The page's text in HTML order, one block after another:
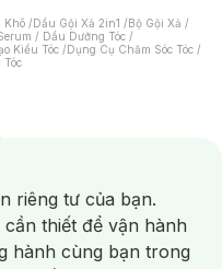
Khô /Dầu Gội Xả 2in1 /Bộ Gội Xả /
/ Dầu Dưỡng Tóc /
Kiểu Tóc /Dụng Cụ Chăm Sóc Tóc /
Tóc
Xông Hơi /Nước Rửa Tay/
/Bàn Chải Điện/
/ Nước Súc Miệng/
Vệ Sinh/Dưỡng Vùng Kín/
/Bọt Cạo Râu /Dao Cạo Râu/
riêng tư của bạn.
thiết để vận hành
hành cùng bạn trong